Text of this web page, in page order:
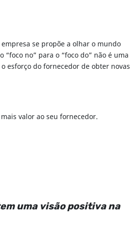
se propõe a olhar o mundo
no” para o “foco do” não é uma
esforço do fornecedor de obter novas
valor ao seu fornecedor.
uma visão positiva na